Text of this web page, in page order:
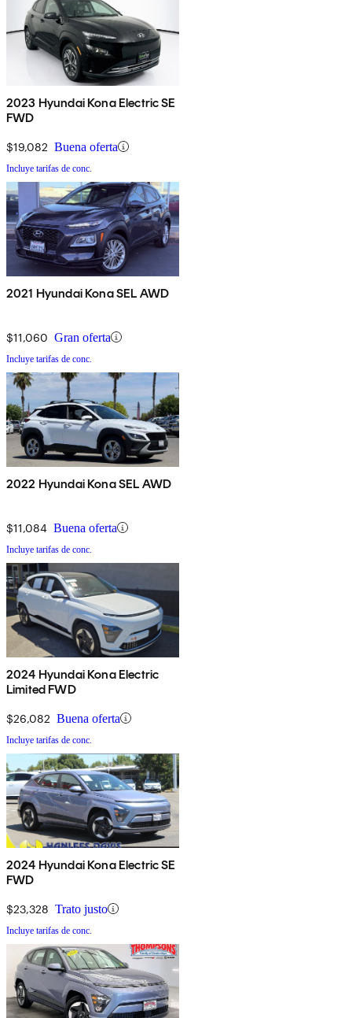
2023 Hyundai Kona Electric SE
FWD
$19,082 Buena oferta
Incluye tarifas de conc.
2021 Hyundai Kona SEL AWD
$11,060 Gran oferta
Incluye tarifas de conc.
2022 Hyundai Kona SEL AWD
$11,084 Buena oferta
Incluye tarifas de conc.
2024 Hyundai Kona Electric
Limited FWD
$26,082 Buena oferta
Incluye tarifas de conc.
2024 Hyundai Kona Electric SE
FWD
$23,328 Trato justo
Incluye tarifas de conc.